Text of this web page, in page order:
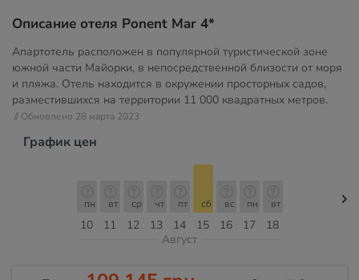
Описание отеля Ponent Mar 4*
Апартотель расположен в популярной туристической зоне
южной части Майорки, в непосредственной близости от моря
и пляжа. Отель находится в окружении просторных садов,
разместившихся на территории 11 000 квадратных метров.
// Обновлено 28 марта 2023
График цен
10
пн
11
вт
12
ср
13
чт
14
пт
15
сб
16
вс
17
пн
18
вт
Август